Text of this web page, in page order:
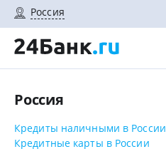
Россия
Россия
Кредиты наличными в России
Кредитные карты в России